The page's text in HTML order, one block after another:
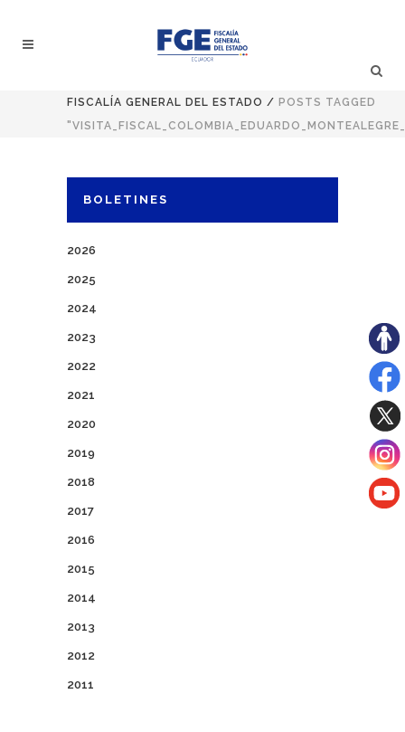
FISCALÍA GENERAL DEL ESTADO / POSTS TAGGED
BOLETINES
2026
2025
2024
2023
2022
2021
2020
2019
2018
2017
2016
2015
2014
2013
2012
2011